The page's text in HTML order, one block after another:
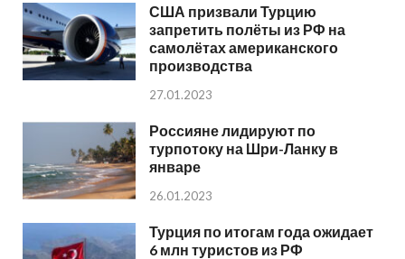
США призвали Турцию
запретить полёты из РФ на
самолётах американского
производства
27.01.2023
Россияне лидируют по
турпотоку на Шри-Ланку в
январе
26.01.2023
Турция по итогам года ожидает
6 млн туристов из РФ